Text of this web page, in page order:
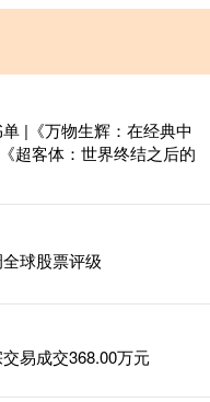
|《万物生辉：在经典中
超客体：世界终结之后的
球股票评级
易成交368.00万元